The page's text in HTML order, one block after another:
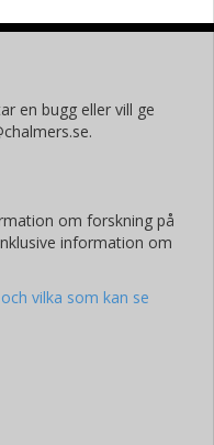
en bugg eller vill ge
om forskning på
information om
vilka som kan se